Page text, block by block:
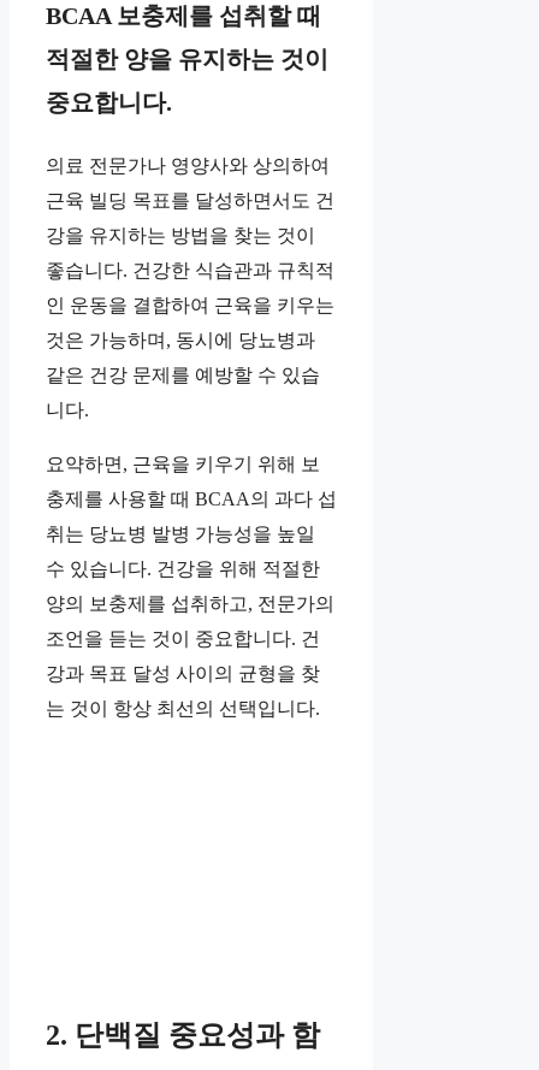
BCAA 보충제를 섭취할 때
적절한 양을 유지하는 것이
중요합니다.
의료 전문가나 영양사와 상의하여
근육 빌딩 목표를 달성하면서도 건
강을 유지하는 방법을 찾는 것이
좋습니다. 건강한 식습관과 규칙적
인 운동을 결합하여 근육을 키우는
것은 가능하며, 동시에 당뇨병과
같은 건강 문제를 예방할 수 있습
니다.
요약하면, 근육을 키우기 위해 보
충제를 사용할 때 BCAA의 과다 섭
취는 당뇨병 발병 가능성을 높일
수 있습니다. 건강을 위해 적절한
양의 보충제를 섭취하고, 전문가의
조언을 듣는 것이 중요합니다. 건
강과 목표 달성 사이의 균형을 찾
는 것이 항상 최선의 선택입니다.
2. 단백질 중요성과 함